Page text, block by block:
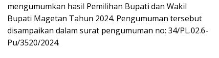
mengumumkan hasil Pemilihan Bupati dan Wakil
Bupati Magetan Tahun 2024. Pengumuman tersebut
disampaikan dalam surat pengumuman no: 34/PL.02.6-
Pu/3520/2024.